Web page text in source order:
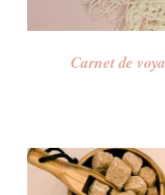
Carnet de